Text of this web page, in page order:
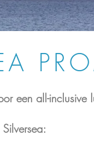
een all-inclusive